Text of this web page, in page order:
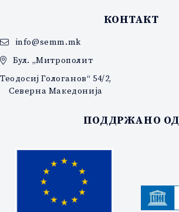
КОНТАКТ
info@semm.mk
Бул. „Митрополит
Теодосиј Гологанов“ 54/2,
Северна Македонија
ПОДДРЖАНО ОД